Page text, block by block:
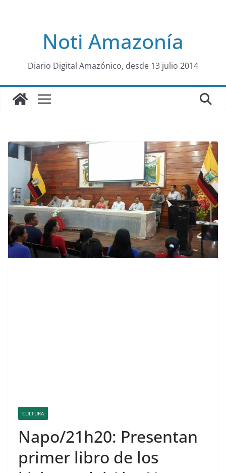
al
Noti Amazonía
Diario Digital Amazónico, desde 13 julio 2014
CULTURA
Napo/21h20: Presentan
primer libro de los